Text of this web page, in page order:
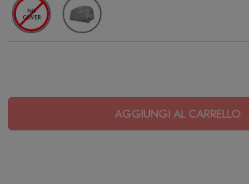
AGGIUNGI AL CARRELLO